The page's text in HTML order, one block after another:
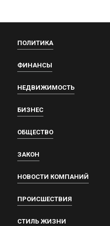
ПОЛИТИКА
ФИНАНСЫ
НЕДВИЖИМОСТЬ
БИЗНЕС
ОБЩЕСТВО
ЗАКОН
НОВОСТИ КОМПАНИЙ
ПРОИСШЕСТВИЯ
СТИЛЬ ЖИЗНИ